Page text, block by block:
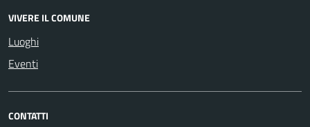
VIVERE IL COMUNE
Luoghi
Eventi
CONTATTI